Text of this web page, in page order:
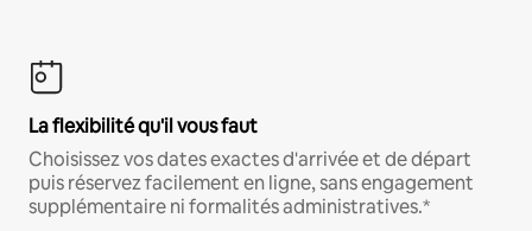
La flexibilité qu'il vous faut
Choisissez vos dates exactes d'arrivée et de départ
puis réservez facilement en ligne, sans engagement
supplémentaire ni formalités administratives.*